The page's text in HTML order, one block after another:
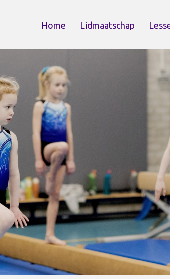
Home Lidmaatschap